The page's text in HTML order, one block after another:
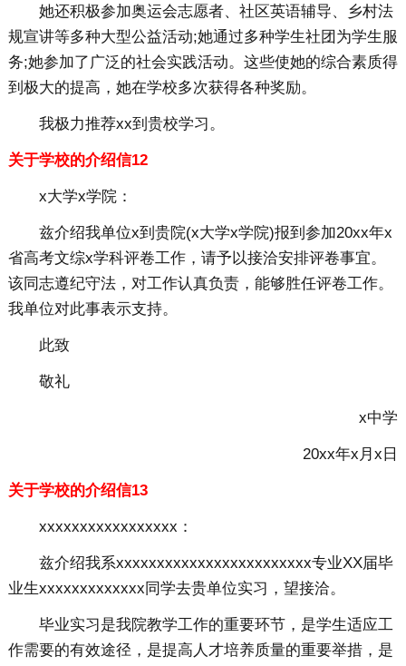
她还积极参加奥运会志愿者、社区英语辅导、乡村法
规宣讲等多种大型公益活动;她通过多种学生社团为学生服
务;她参加了广泛的社会实践活动。这些使她的综合素质得
到极大的提高，她在学校多次获得各种奖励。
我极力推荐xx到贵校学习。
关于学校的介绍信12
x大学x学院：
兹介绍我单位x到贵院(x大学x学院)报到参加20xx年x
省高考文综x学科评卷工作，请予以接洽安排评卷事宜。
该同志遵纪守法，对工作认真负责，能够胜任评卷工作。
我单位对此事表示支持。
此致
敬礼
x中学
20xx年x月x日
关于学校的介绍信13
xxxxxxxxxxxxxxxxx：
兹介绍我系xxxxxxxxxxxxxxxxxxxxxxxx专业XX届毕
业生xxxxxxxxxxxxx同学去贵单位实习，望接洽。
毕业实习是我院教学工作的重要环节，是学生适应工
作需要的有效途径，是提高人才培养质量的重要举措，是